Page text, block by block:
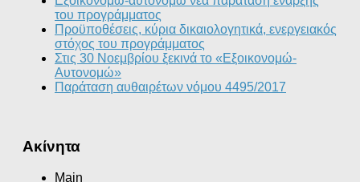
του προγράμματος
Προϋποθέσεις, κύρια δικαιολογητικά, ενεργειακός
στόχος του προγράμματος
Στις 30 Νοεμβρίου ξεκινά το «Εξοικονομώ-
Αυτονομώ»
Παράταση αυθαιρέτων νόμου 4495/2017
Ακίνητα
Main